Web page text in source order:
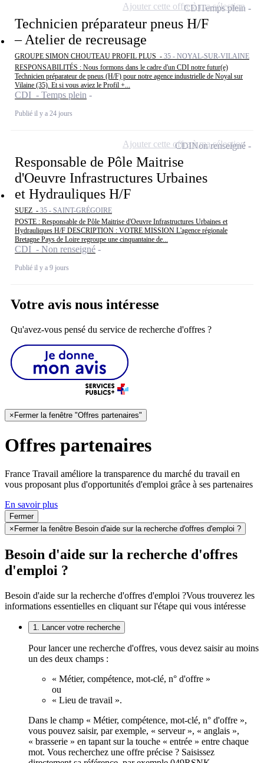
Technicien préparateur pneus H/F
– Atelier de recreusage
GROUPE SIMON CHOUTEAU PROFIL PLUS - 35 - NOYAL-SUR-VILAINE
RESPONSABILITÉS : Nous formons dans le cadre d'un CDI notre futur(e)
Technicien préparateur de pneus (H/F) pour notre agence industrielle de Noyal sur
Vilaine (35). Et si vous aviez le Profil +...
CDI - Temps plein
Publié il y a 24 jours
CDITemps plein
Ajouter cette offre à ma sélection
Responsable de Pôle Maitrise
d'Oeuvre Infrastructures Urbaines
et Hydrauliques H/F
SUEZ - 35 - SAINT-GRÉGOIRE
POSTE : Responsable de Pôle Maitrise d'Oeuvre Infrastructures Urbaines et
Hydrauliques H/F DESCRIPTION : VOTRE MISSION L'agence régionale
Bretagne Pays de Loire regroupe une cinquantaine de...
CDI - Non renseigné
Publié il y a 9 jours
CDINon renseigné
Ajouter cette offre à ma sélection
Votre avis nous intéresse
Qu'avez-vous pensé du service de recherche d'offres ?
× Fermer la fenêtre "Offres partenaires"
Offres partenaires
France Travail améliore la transparence du marché du travail en
vous proposant plus d'opportunités d'emploi grâce à ses partenaires
En savoir plus
Fermer
× Fermer la fenêtre Besoin d'aide sur la recherche d'offres d'emploi ?
Besoin d'aide sur la recherche d'offres
d'emploi ?
Besoin d'aide sur la recherche d'offres d'emploi ?Vous trouverez les
informations essentielles en cliquant sur l'étape qui vous intéresse
1. Lancer votre recherche
Pour lancer une recherche d'offres, vous devez saisir au moins
un des deux champs :
« Métier, compétence, mot-clé, n° d'offre »
ou
« Lieu de travail ».
Dans le champ « Métier, compétence, mot-clé, n° d'offre »,
vous pouvez saisir, par exemple, « serveur », « anglais »,
« brasserie » en tapant sur la touche « entrée » entre chaque
mot. Vous recherchez une offre précise ? Saisissez